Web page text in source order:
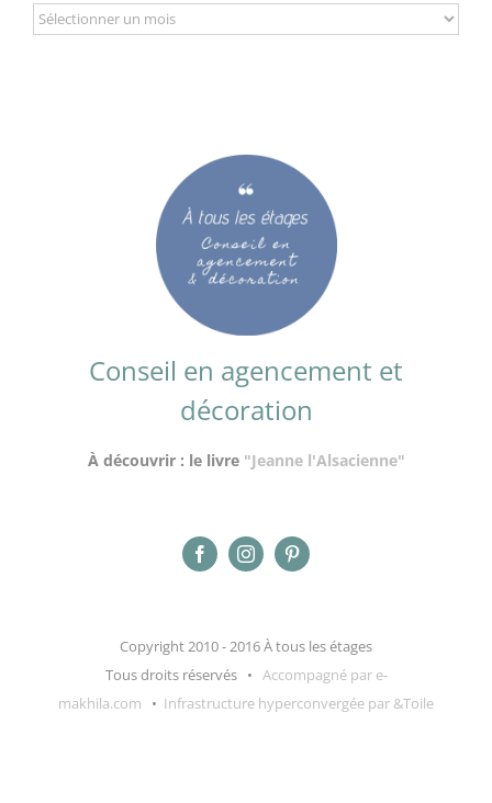
Archives
Conseil en agencement et
décoration
À découvrir : le livre "Jeanne l'Alsacienne"
Copyright 2010 - 2016 À tous les étages
Tous droits réservés • Accompagné par e-
makhila.com • Infrastructure hyperconvergée par &Toile